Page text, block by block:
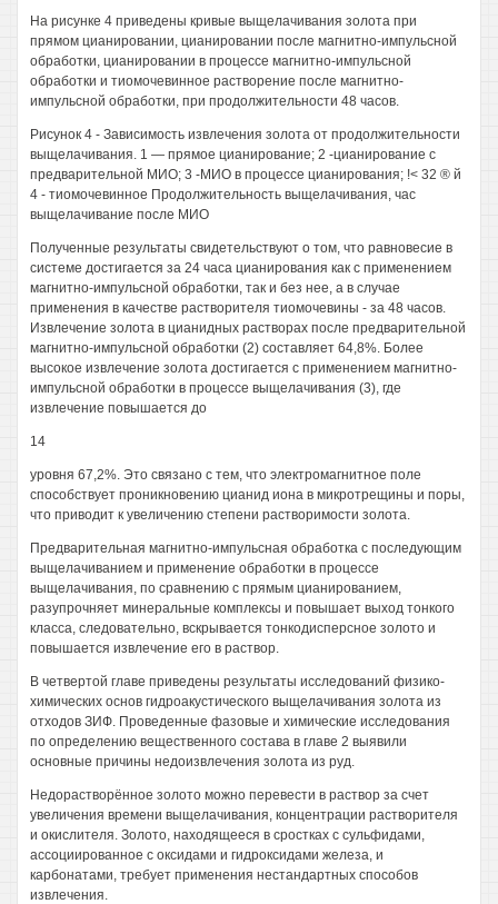
На рисунке 4 приведены кривые выщелачивания золота при
прямом цианировании, цианировании после магнитно-импульсной
обработки, цианировании в процессе магнитно-импульсной
обработки и тиомочевинное растворение после магнитно-
импульсной обработки, при продолжительности 48 часов.
Рисунок 4 - Зависимость извлечения золота от продолжительности
выщелачивания. 1 — прямое цианирование; 2 -цианирование с
предварительной МИО; 3 -МИО в процессе цианирования; !< 32 ® й
4 - тиомочевинное Продолжительность выщелачивания, час
выщелачивание после МИО
Полученные результаты свидетельствуют о том, что равновесие в
системе достигается за 24 часа цианирования как с применением
магнитно-импульсной обработки, так и без нее, а в случае
применения в качестве растворителя тиомочевины - за 48 часов.
Извлечение золота в цианидных растворах после предварительной
магнитно-импульсной обработки (2) составляет 64,8%. Более
высокое извлечение золота достигается с применением магнитно-
импульсной обработки в процессе выщелачивания (3), где
извлечение повышается до
14
уровня 67,2%. Это связано с тем, что электромагнитное поле
способствует проникновению цианид иона в микротрещины и поры,
что приводит к увеличению степени растворимости золота.
Предварительная магнитно-импульсная обработка с последующим
выщелачиванием и применение обработки в процессе
выщелачивания, по сравнению с прямым цианированием,
разупрочняет минеральные комплексы и повышает выход тонкого
класса, следовательно, вскрывается тонкодисперсное золото и
повышается извлечение его в раствор.
В четвертой главе приведены результаты исследований физико-
химических основ гидроакустического выщелачивания золота из
отходов ЗИФ. Проведенные фазовые и химические исследования
по определению вещественного состава в главе 2 выявили
основные причины недоизвлечения золота из руд.
Недорастворённое золото можно перевести в раствор за счет
увеличения времени выщелачивания, концентрации растворителя
и окислителя. Золото, находящееся в сростках с сульфидами,
ассоциированное с оксидами и гидроксидами железа, и
карбонатами, требует применения нестандартных способов
извлечения.